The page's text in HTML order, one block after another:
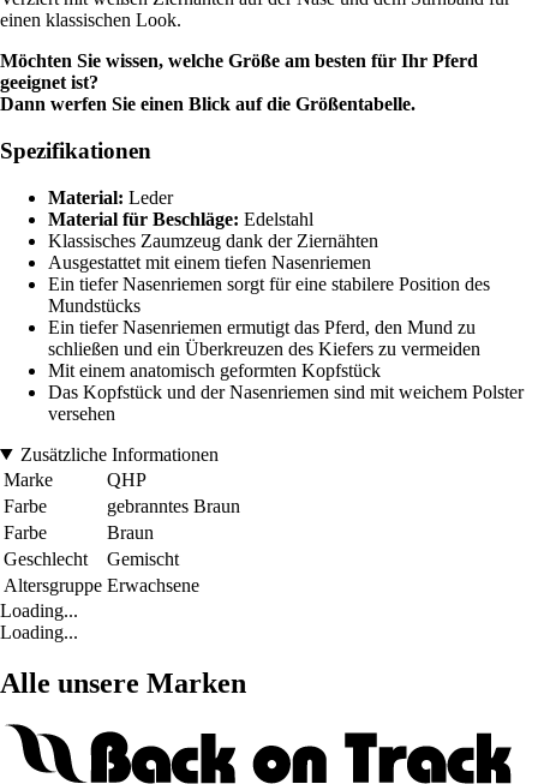
einen klassischen Look.
Möchten Sie wissen, welche Größe am besten für Ihr Pferd
geeignet ist?
Dann werfen Sie einen Blick auf die Größentabelle.
Spezifikationen
Material: Leder
Material für Beschläge: Edelstahl
Klassisches Zaumzeug dank der Ziernähten
Ausgestattet mit einem tiefen Nasenriemen
Ein tiefer Nasenriemen sorgt für eine stabilere Position des
Mundstücks
Ein tiefer Nasenriemen ermutigt das Pferd, den Mund zu
schließen und ein Überkreuzen des Kiefers zu vermeiden
Mit einem anatomisch geformten Kopfstück
Das Kopfstück und der Nasenriemen sind mit weichem Polster
versehen
Zusätzliche Informationen
Marke
QHP
Farbe
gebranntes Braun
Farbe
Braun
Geschlecht
Gemischt
Altersgruppe Erwachsene
Loading...
Loading...
Alle unsere Marken